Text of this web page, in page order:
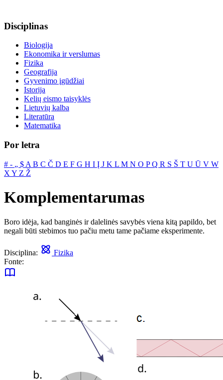
Disciplinas
Biologija
Ekonomika ir verslumas
Fizika
Geografija
Gyvenimo įgūdžiai
Istorija
Kelių eismo taisyklės
Lietuvių kalba
Literatūra
Matematika
Por letra
# ‐ „ $ A B C Č D E F G H I Į J K L M N O PQ R S Š T U Ū V W
X Y Z Ž
Komplementarumas
Boro idėja, kad banginės ir dalelinės savybės viena kitą papildo, bet
negali būti stebimos tuo pačiu metu tame pačiame eksperimente.
Disciplina:
Fizika
Fonte: